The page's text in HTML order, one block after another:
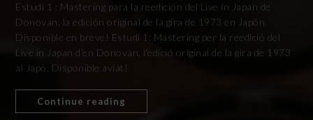
Estudi 1 : Mastering para la reedición del Live in Japan de
Donovan, la edición original de la gira de 1973 en Japón.
Disponible en breve! Estudi 1: Mastering per la reedició del
Live in Japan d’en Donovan, l’edició original de la gira de 1973
al Japó. Disponible aviat!
Continue reading